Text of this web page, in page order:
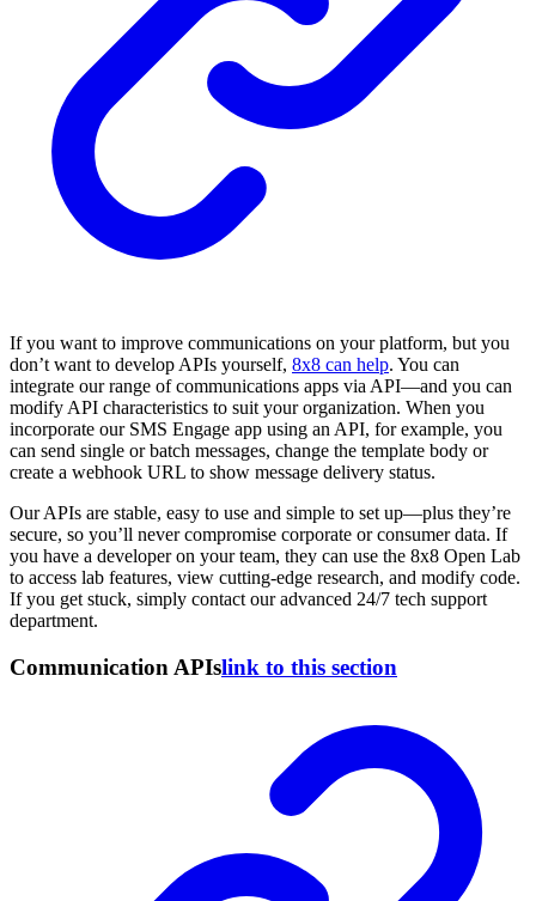
If you want to improve communications on your platform, but you
don’t want to develop APIs yourself, 8x8 can help. You can
integrate our range of communications apps via API—and you can
modify API characteristics to suit your organization. When you
incorporate our SMS Engage app using an API, for example, you
can send single or batch messages, change the template body or
create a webhook URL to show message delivery status.
Our APIs are stable, easy to use and simple to set up—plus they’re
secure, so you’ll never compromise corporate or consumer data. If
you have a developer on your team, they can use the 8x8 Open Lab
to access lab features, view cutting-edge research, and modify code.
If you get stuck, simply contact our advanced 24/7 tech support
department.
Communication APIslink to this section